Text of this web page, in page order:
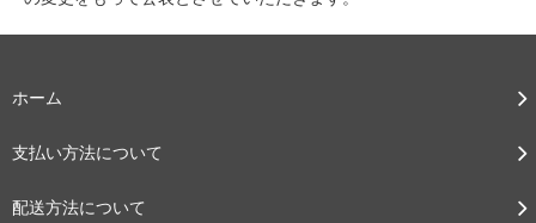
ホーム
支払い方法について
配送方法について